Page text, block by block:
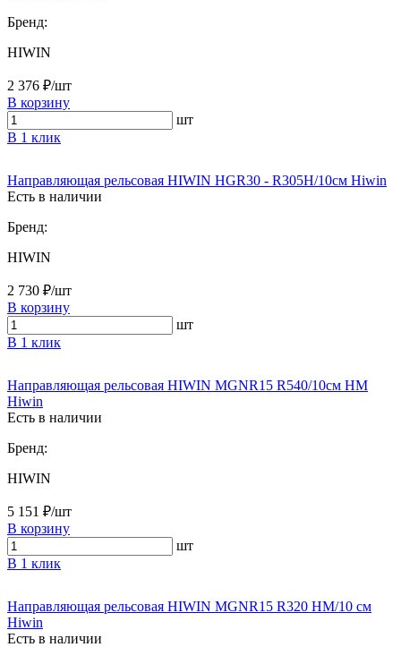
Бренд:
HIWIN
2 376 ₽/шт
В корзину
шт
В 1 клик
Направляющая рельсовая HIWIN HGR30 - R305H/10см Hiwin
Есть в наличии
Бренд:
HIWIN
2 730 ₽/шт
В корзину
шт
В 1 клик
Направляющая рельсовая HIWIN MGNR15 R540/10см HM
Hiwin
Есть в наличии
Бренд:
HIWIN
5 151 ₽/шт
В корзину
шт
В 1 клик
Направляющая рельсовая HIWIN MGNR15 R320 HM/10 см
Hiwin
Есть в наличии